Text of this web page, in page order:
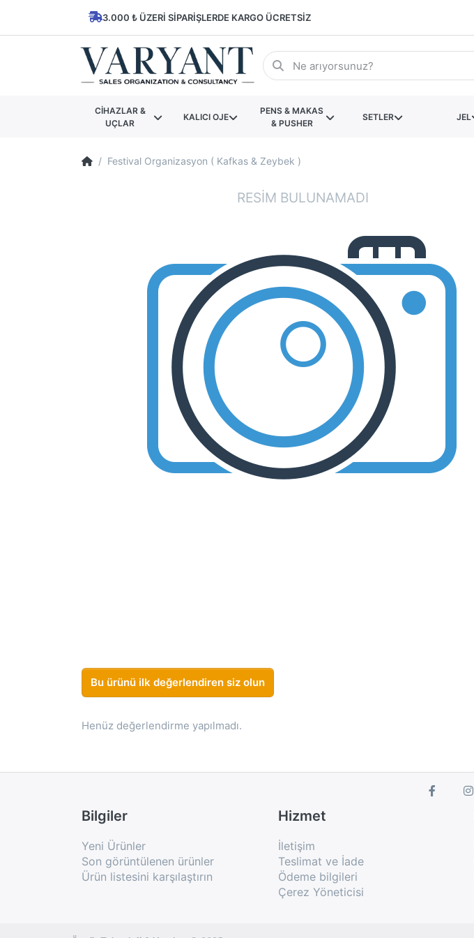
3.000 ₺ ÜZERI SIPARIŞLERDE KARGO ÜCRETSIZ
CİHAZLAR &
UÇLAR
KALICI OJE
PENS & MAKAS
& PUSHER
SETLER JEL
Festival Organizasyon ( Kafkas & Zeybek )
Bu ürünü ilk değerlendiren siz olun
Henüz değerlendirme yapılmadı.
Bilgiler
Yeni Ürünler
Son görüntülenen ürünler
Ürün listesini karşılaştırın
Hizmet
İletişim
Teslimat ve İade
Ödeme bilgileri
Çerez Yöneticisi